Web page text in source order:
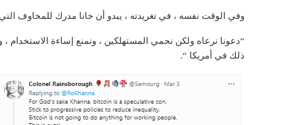
وفي الوقت نفسه ، في تغريدته ، يبدو أن خانا مدرك للمخاوف
“دعونا نرعاه ولكن نحمي المستهلكين ، ونمنع إساءة الاستخدام
ذلك في أمريكا “.